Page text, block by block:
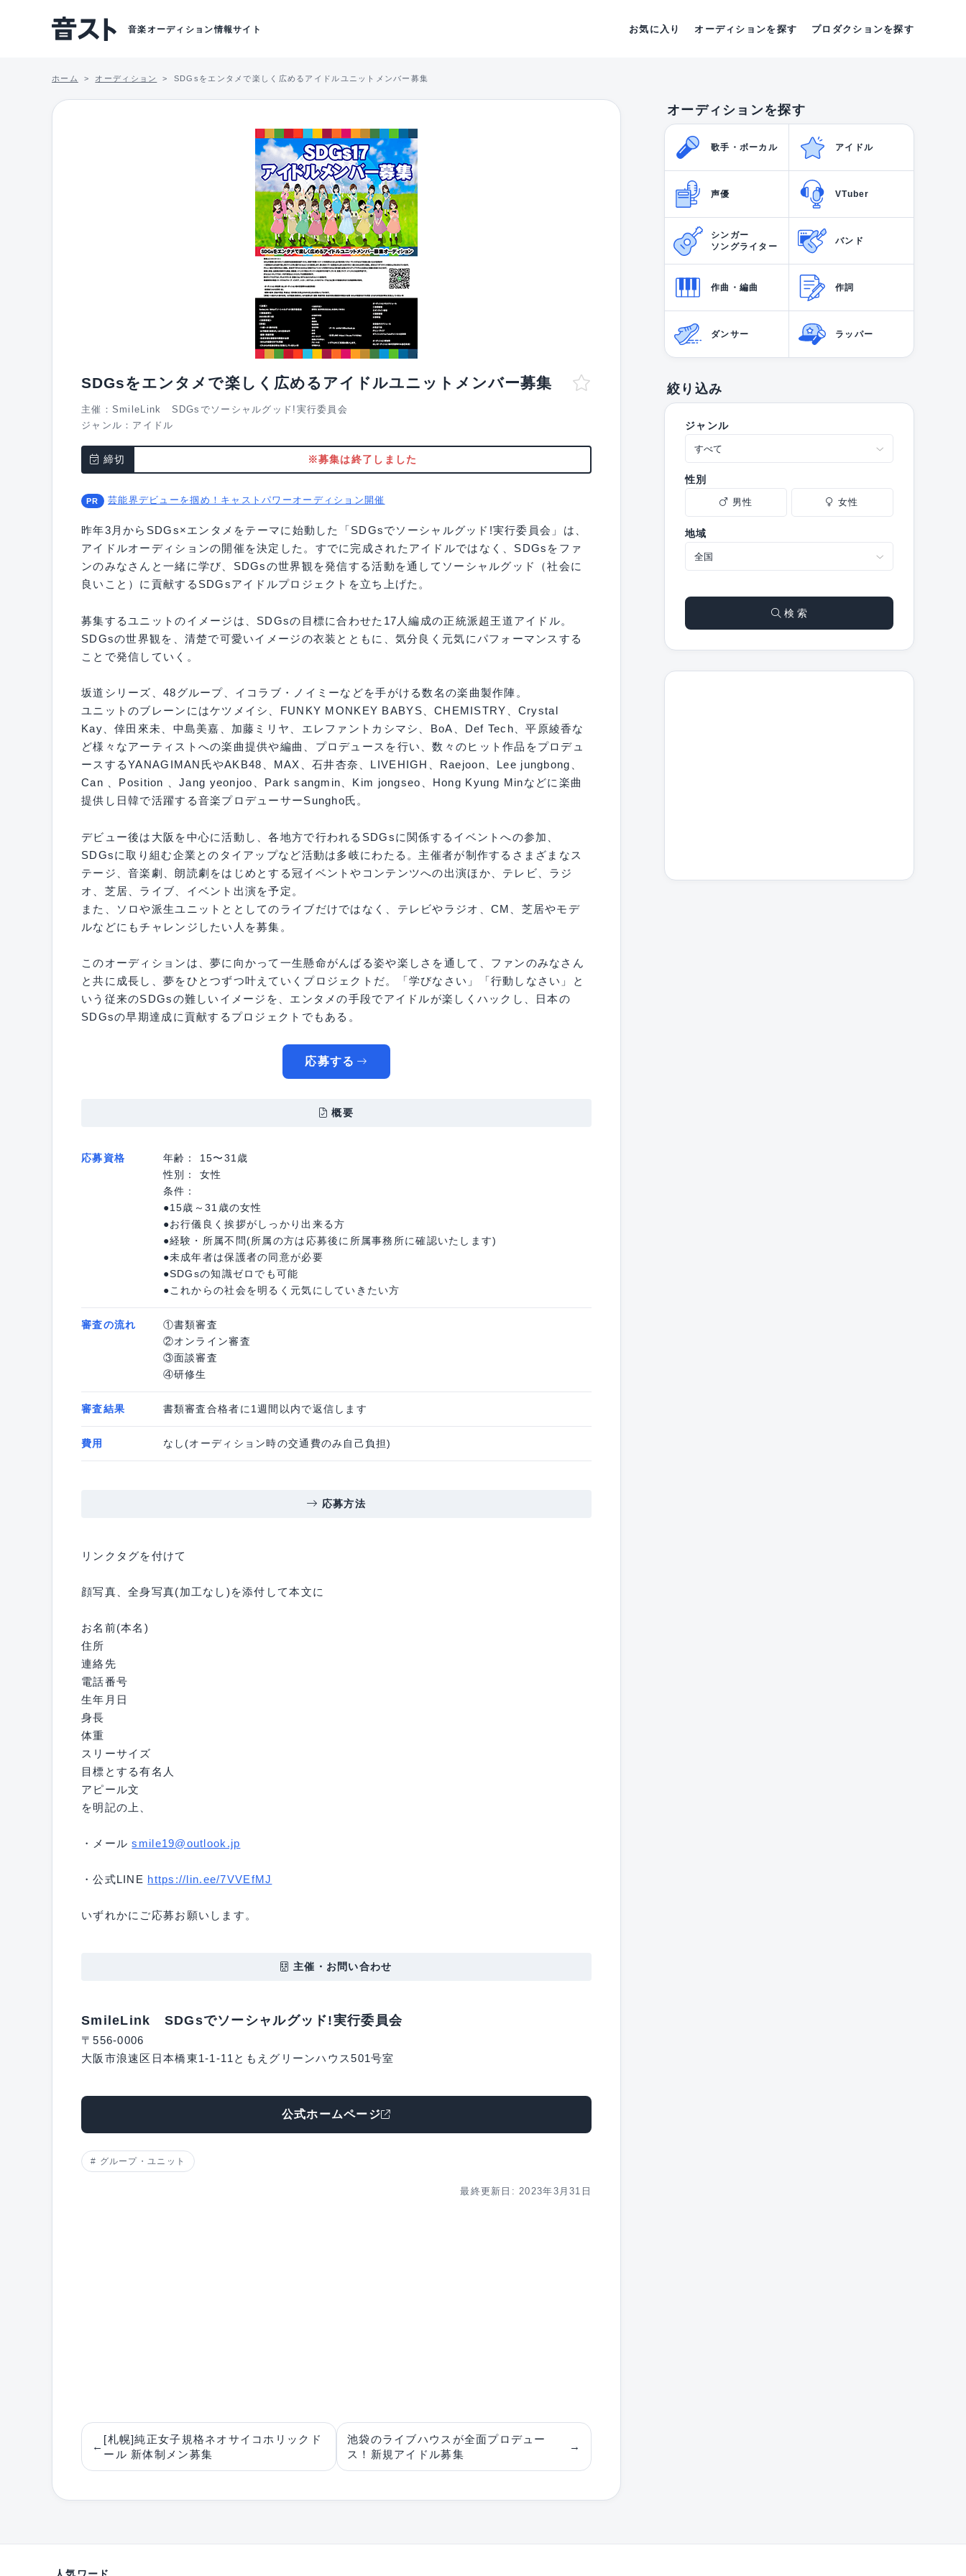
音楽オーディション情報サイト お気に入り オーディションを探す プロダクションを探す
ホーム オーディション SDGsをエンタメで楽しく広めるアイドルユニットメンバー募集
SDGsをエンタメで楽しく広めるアイドルユニットメンバー募集
主催：SmileLink SDGsでソーシャルグッド!実行委員会
ジャンル： アイドル
締切 ※募集は終了しました
芸能界デビューを掴め！キャストパワーオーディション開催
昨年3月からSDGs×エンタメをテーマに始動した「SDGsでソーシャルグッド!実行委員会」は、
アイドルオーディションの開催を決定した。すでに完成されたアイドルではなく、SDGsをファ
ンのみなさんと一緒に学び、SDGsの世界観を発信する活動を通してソーシャルグッド（社会に
良いこと）に貢献するSDGsアイドルプロジェクトを立ち上げた。
募集するユニットのイメージは、SDGsの目標に合わせた17人編成の正統派超王道アイドル。
SDGsの世界観を、清楚で可愛いイメージの衣装とともに、気分良く元気にパフォーマンスする
ことで発信していく。
坂道シリーズ、48グループ、イコラブ・ノイミーなどを手がける数名の楽曲製作陣。
ユニットのブレーンにはケツメイシ、FUNKY MONKEY BABYS、CHEMISTRY、Crystal
Kay、倖田來未、中島美嘉、加藤ミリヤ、エレファントカシマシ、BoA、Def Tech、平原綾香な
ど様々なアーティストへの楽曲提供や編曲、プロデュースを行い、数々のヒット作品をプロデュ
ースするYANAGIMAN氏やAKB48、MAX、石井杏奈、LIVEHIGH、Raejoon、Lee jungbong、
Can 、Position 、Jang yeonjoo、Park sangmin、Kim jongseo、Hong Kyung Minなどに楽曲
提供し日韓で活躍する音楽プロデューサーSungho氏。
デビュー後は大阪を中心に活動し、各地方で行われるSDGsに関係するイベントへの参加、
SDGsに取り組む企業とのタイアップなど活動は多岐にわたる。主催者が制作するさまざまなス
テージ、音楽劇、朗読劇をはじめとする冠イベントやコンテンツへの出演ほか、テレビ、ラジ
オ、芝居、ライブ、イベント出演を予定。
また、ソロや派生ユニットととしてのライブだけではなく、テレビやラジオ、CM、芝居やモデ
ルなどにもチャレンジしたい人を募集。
このオーディションは、夢に向かって一生懸命がんばる姿や楽しさを通して、ファンのみなさん
と共に成長し、夢をひとつずつ叶えていくプロジェクトだ。「学びなさい」「行動しなさい」と
いう従来のSDGsの難しいイメージを、エンタメの手段でアイドルが楽しくハックし、日本の
SDGsの早期達成に貢献するプロジェクトでもある。
応募する
概要
応募資格
年齢： 15〜31歳
性別： 女性
条件：
●15歳～31歳の女性
●お行儀良く挨拶がしっかり出来る方
●経験・所属不問(所属の方は応募後に所属事務所に確認いたします)
●未成年者は保護者の同意が必要
●SDGsの知識ゼロでも可能
●これからの社会を明るく元気にしていきたい方
審査の流れ
①書類審査
②オンライン審査
③面談審査
④研修生
審査結果 書類審査合格者に1週間以内で返信します
費用 なし(オーディション時の交通費のみ自己負担)
応募方法
リンクタグを付けて
顔写真、全身写真(加工なし)を添付して本文に
お名前(本名)
住所
連絡先
電話番号
生年月日
身長
体重
スリーサイズ
目標とする有名人
アピール文
を明記の上、
・メールsmile19@outlook.jp
・公式LINE https://lin.ee/7VVEfMJ
いずれかにご応募お願いします。
主催・お問い合わせ
SmileLink SDGsでソーシャルグッド!実行委員会
〒556-0006
大阪市浪速区日本橋東1-1-11ともえグリーンハウス501号室
公式ホームページ
グループ・ユニット
最終更新日: 2023年3月31日
←
[札幌]純正女子規格ネオサイコホリックド
ール 新体制メン募集
池袋のライブハウスが全面プロデュー
ス！新規アイドル募集
→
オーディションを探す
歌手・ボーカル アイドル
声優 VTuber
シンガー
ソングライター
バンド
作曲・編曲 作詞
ダンサー ラッパー
絞り込み
ジャンル
性別
男性 女性
地域
検 索
人気ワード